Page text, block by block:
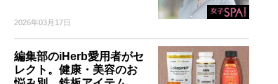
2026年03月17日
編集部のiHerb愛用者がセ
レクト。健康・美容のお